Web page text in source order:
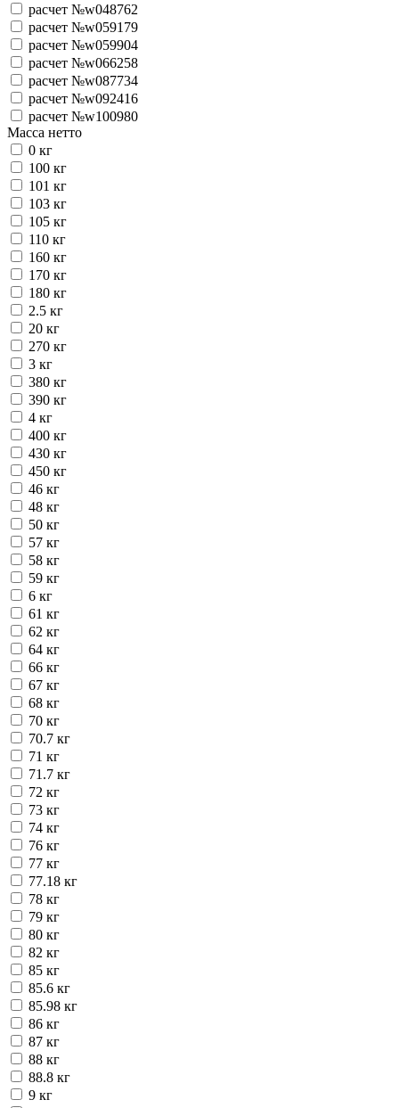
расчет №w048762
расчет №w059179
расчет №w059904
расчет №w066258
расчет №w087734
расчет №w092416
расчет №w100980
Масса нетто
0 кг
100 кг
101 кг
103 кг
105 кг
110 кг
160 кг
170 кг
180 кг
2.5 кг
20 кг
270 кг
3 кг
380 кг
390 кг
4 кг
400 кг
430 кг
450 кг
46 кг
48 кг
50 кг
57 кг
58 кг
59 кг
6 кг
61 кг
62 кг
64 кг
66 кг
67 кг
68 кг
70 кг
70.7 кг
71 кг
71.7 кг
72 кг
73 кг
74 кг
76 кг
77 кг
77.18 кг
78 кг
79 кг
80 кг
82 кг
85 кг
85.6 кг
85.98 кг
86 кг
87 кг
88 кг
88.8 кг
9 кг